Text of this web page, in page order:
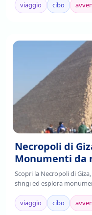
viaggio
cibo
Necropoli di
Monumenti da
Scopri la Necropoli di
sfingi ed esplora
storia. Leggi di più!
viaggio
cibo